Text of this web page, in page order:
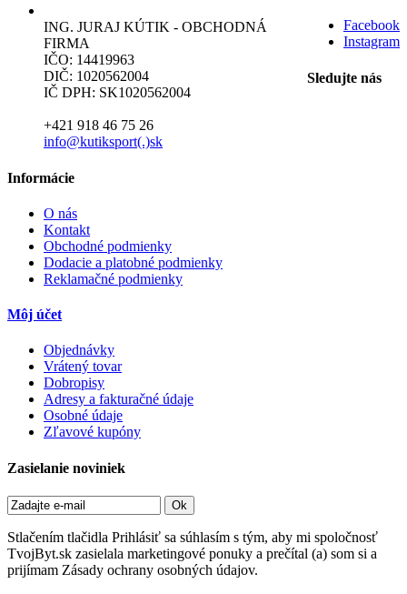
Facebook
Instagram
Sledujte nás
ING. JURAJ KÚTIK - OBCHODNÁ
FIRMA
IČO: 14419963
DIČ: 1020562004
IČ DPH: SK1020562004
+421 918 46 75 26
info@kutiksport(.)sk
Informácie
O nás
Kontakt
Obchodné podmienky
Dodacie a platobné podmienky
Reklamačné podmienky
Môj účet
Objednávky
Vrátený tovar
Dobropisy
Adresy a fakturačné údaje
Osobné údaje
Zľavové kupóny
Zasielanie noviniek
Ok
Stlačením tlačidla Prihlásiť sa súhlasím s tým, aby mi spoločnosť
TvojByt.sk zasielala marketingové ponuky a prečítal (a) som si a
prijímam Zásady ochrany osobných údajov.